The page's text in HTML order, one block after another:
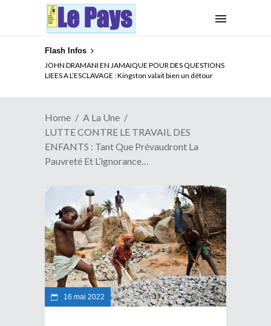
Flash Infos
JOHN DRAMANI EN JAMAIQUE POUR DES QUESTIONS
LIEES A L’ESCLAVAGE : Kingston valait bien un détour
ELECTION DE TALON A LA TETE DU SENAT BENINOIS :
Quand Patrice quitte le pouvoir sans partir !
Home
A La Une
LUTTE CONTRE LE TRAVAIL DES
ENFANTS : Tant Que Prévaudront La
Pauvreté Et L’ignorance…
16 mai 2022